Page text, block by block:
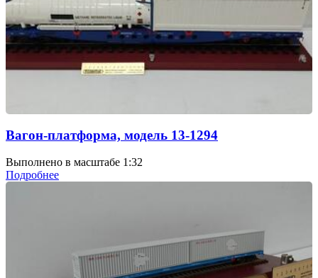
Вагон-платформа, модель 13-1294
Выполнено в масштабе 1:32
Подробнее